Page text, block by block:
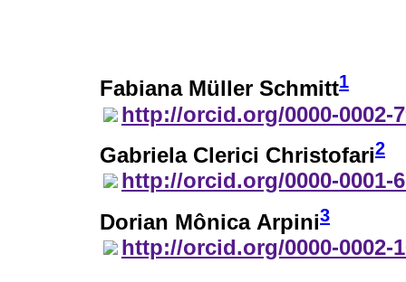
Fabiana Müller Schmitt1
http://orcid.org/0000-0002-
Gabriela Clerici Christofari2
http://orcid.org/0000-0001-
Dorian Mônica Arpini3
http://orcid.org/0000-0002-